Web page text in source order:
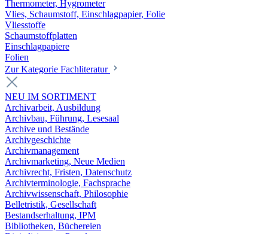
Thermometer, Hygrometer
Vlies, Schaumstoff, Einschlagpapier, Folie
Vliesstoffe
Schaumstoffplatten
Einschlagpapiere
Folien
Zur Kategorie Fachliteratur
NEU IM SORTIMENT
Archivarbeit, Ausbildung
Archivbau, Führung, Lesesaal
Archive und Bestände
Archivgeschichte
Archivmanagement
Archivmarketing, Neue Medien
Archivrecht, Fristen, Datenschutz
Archivterminologie, Fachsprache
Archivwissenschaft, Philosophie
Belletristik, Gesellschaft
Bestandserhaltung, IPM
Bibliotheken, Büchereien